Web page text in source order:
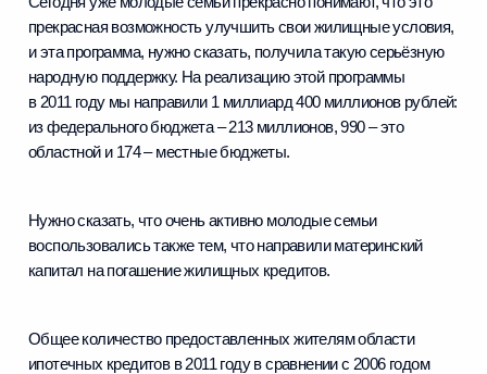
прекрасная возможность улучшить свои жилищные условия,
и эта программа, нужно сказать, получила такую серьёзную
народную поддержку. На реализацию этой программы
в 2011 году мы направили 1 миллиард 400 миллионов рублей:
из федерального бюджета – 213 миллионов, 990 – это
областной и 174 – местные бюджеты.
Нужно сказать, что очень активно молодые семьи
воспользовались также тем, что направили материнский
капитал на погашение жилищных кредитов.
Общее количество предоставленных жителям области
ипотечных кредитов в 2011 году в сравнении с 2006 годом